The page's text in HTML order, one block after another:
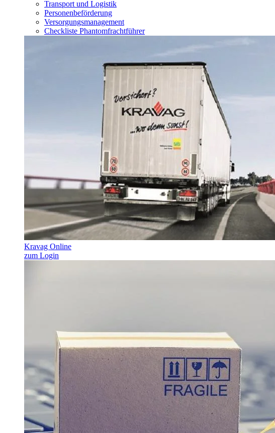
Transport und Logistik
Personenbeförderung
Versorgungsmanagement
Checkliste Phantomfrachtführer
Kravag Online
zum Login